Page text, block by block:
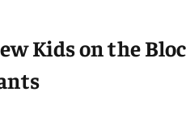
Kids on the